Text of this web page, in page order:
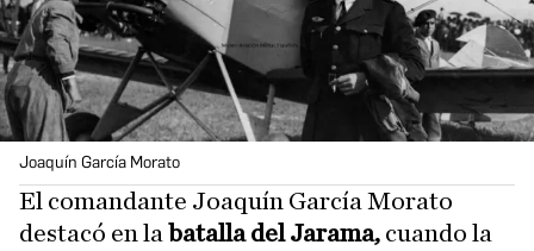
Joaquín García Morato
El comandante Joaquín García Morato
destacó en la batalla del Jarama, cuando la